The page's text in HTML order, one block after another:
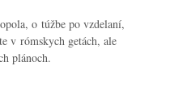
o túžbe po vzdelaní,
v rómskych getách, ale
plánoch.